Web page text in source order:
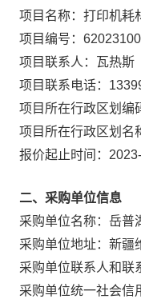
项目名称： 打印机耗
项目编号：
项目联系人： 瓦热斯
项目联系电话：
项目所在行政区划编
项目所在行政区划名
报价起止时间：
二、采购单位信息
采购单位名称： 岳普
采购单位地址： 新疆
采购单位联系人和联
采购单位统一社会信